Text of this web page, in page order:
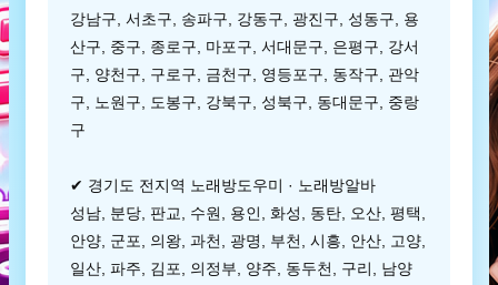
강남구, 서초구, 송파구, 강동구, 광진구, 성동구, 용
산구, 중구, 종로구, 마포구, 서대문구, 은평구, 강서
구, 양천구, 구로구, 금천구, 영등포구, 동작구, 관악
구, 노원구, 도봉구, 강북구, 성북구, 동대문구, 중랑
구
✔ 경기도 전지역 노래방도우미 · 노래방알바
성남, 분당, 판교, 수원, 용인, 화성, 동탄, 오산, 평택,
안양, 군포, 의왕, 과천, 광명, 부천, 시흥, 안산, 고양,
일산, 파주, 김포, 의정부, 양주, 동두천, 구리, 남양